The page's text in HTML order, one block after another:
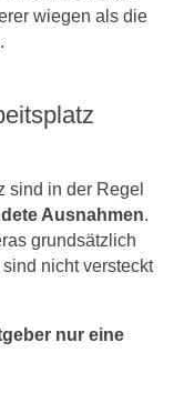
wiegen als die
sind in der Regel
Ausnahmen.
grundsätzlich
nicht versteckt
nur eine